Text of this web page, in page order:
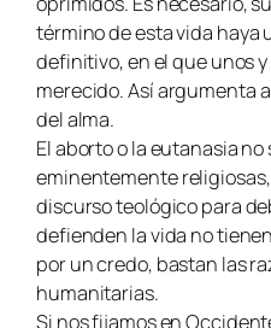
término de esta vida haya
definitivo, en el que unos
merecido. Así argumenta
del alma.
El aborto o la eutanasia
eminentemente
discurso teológico para
defienden la vida no
por un credo, bastan las
humanitarias.
Si nos fijamos en